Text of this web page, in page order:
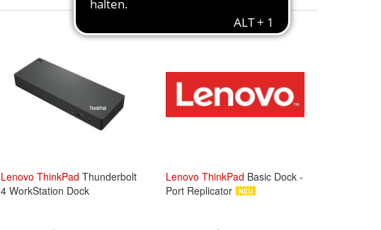
Lenovo ThinkPad Thunderbolt
4 WorkStation Dock
Lenovo ThinkPad Basic Dock -
Port Replicator